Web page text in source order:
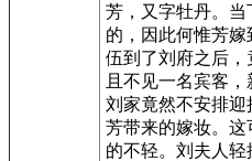
芳，又字牡丹。
的，因此何惟芳
伍到了刘府之后
且不见一名宾客
刘家竟然不安排
芳带来的嫁妆。
的不轻。刘夫人